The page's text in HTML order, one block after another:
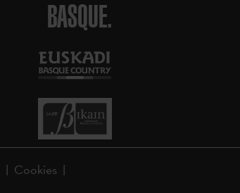
BASQUE.
Cookies